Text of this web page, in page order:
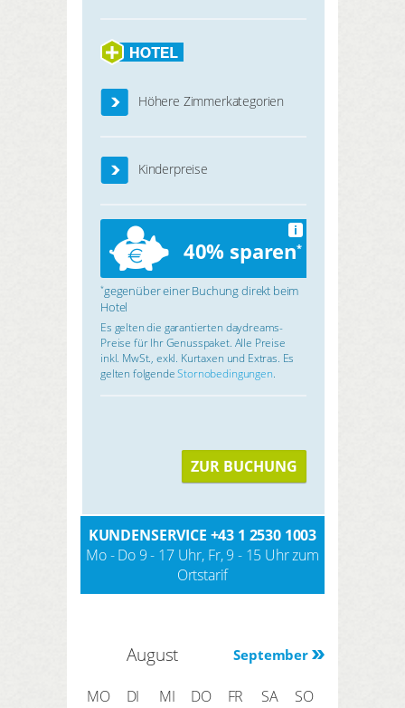
Höhere Zimmerkategorien
Kinderpreise
40% sparen*
i
*gegenüber einer Buchung direkt beim
Hotel
Es gelten die garantierten daydreams-
Preise für Ihr Genusspaket. Alle Preise
inkl. MwSt., exkl. Kurtaxen und Extras. Es
gelten folgendeStornobedingungen.
ZUR BUCHUNG
KUNDENSERVICE +43 1 2530 1003
Mo - Do 9 - 17 Uhr, Fr, 9 - 15 Uhr zum
Ortstarif
September
August
MO DI MI DO FR SA SO